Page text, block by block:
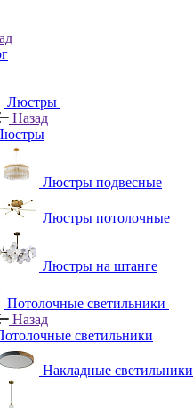
Люстры
Назад
Люстры подвесные
Люстры потолочные
Люстры на штанге
Потолочные светильники
Назад
светильники
Накладные светильники